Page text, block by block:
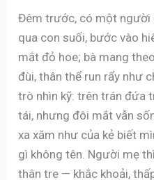
Đêm trước, có một
qua con suối, bước vào
mắt đỏ hoe; bà mang
đùi, thân thể run rẩy như
trò nhìn kỹ: trên trán đứa
tái, nhưng đôi mắt vẫn
xa xăm như của kẻ biết
gì không tên. Người mẹ
thân tre — khắc khoải,